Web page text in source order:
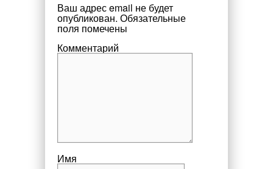
Ваш адрес email не будет
опубликован. Обязательные
поля помечены
Комментарий
Имя